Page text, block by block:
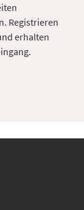
Registrieren
erhalten